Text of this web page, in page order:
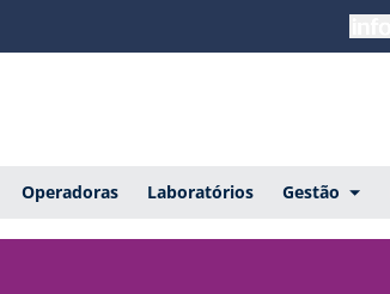
Operadoras Laboratórios Gestão